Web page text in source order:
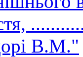
В.М."